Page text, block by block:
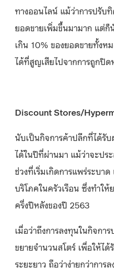
ทางออนไลน์ แม้ว่าการปรับ
ยอดขายเพิ่มขึ้นมามาก แต่ก็
เกิน 10% ของยอดขายทั้งห
ได้ที่สูญเสียไปจากการถูกปิด
Discount Stores/
นับเป็นกิจการค้าปลีกที่ได้รั
ได้ในปีที่ผ่านมา แม้ว่าจะป
ช่วงที่เริ่มเกิดการแพร่ระบา
บริโภคในครัวเรือน ซึ่งทำใ
ครึ่งปีหลังของปี 2563
เมื่อว่าถึงการลงทุนในกิจกา
ขยายจำนวนสโตร์ เพื่อให้ไ
ระยะยาว ถือว่าง่ายกว่าการ